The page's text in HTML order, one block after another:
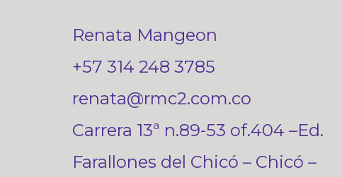
Renata Mangeon
+57 314 248 3785
renata@rmc2.com.co
Carrera 13ª n.89-53 of.404 –Ed.
Farallones del Chicó – Chicó –